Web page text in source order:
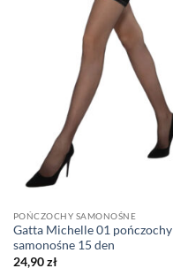
POŃCZOCHY SAMONOŚNE
Gatta Michelle 01 pończochy
samonośne 15 den
24,90zł